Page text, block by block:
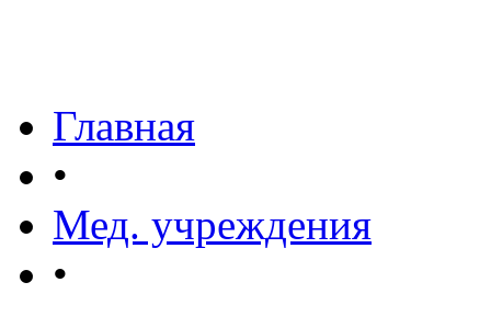
Главная
•
Мед. учреждения
•